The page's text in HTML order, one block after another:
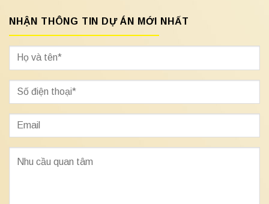
NHẬN THÔNG TIN DỰ ÁN MỚI NHẤT